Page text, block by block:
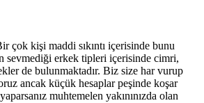
çok kişi maddi sıkıntı içerisinde bunu
sevmediği erkek tipleri içerisinde cimri,
de bulunmaktadır. Biz size har vurup
ancak küçük hesaplar peşinde koşar
muhtemelen yakınınızda olan